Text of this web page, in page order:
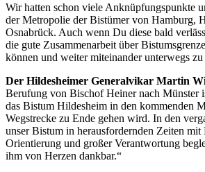
Wir hatten schon viele Anknüpfungspunkte
der Metropolie der Bistümer von Hamburg,
Osnabrück. Auch wenn Du diese bald
die gute Zusammenarbeit über
können und weiter miteinander unterwegs zu
Der Hildesheimer Generalvikar Martin
Berufung von Bischof Heiner nach Münster
das Bistum Hildesheim in den kommenden
Wegstrecke zu Ende gehen wird. In den
unser Bistum in herausfordernden Zeiten
Orientierung und großer Verantwortung
ihm von Herzen dankbar.“